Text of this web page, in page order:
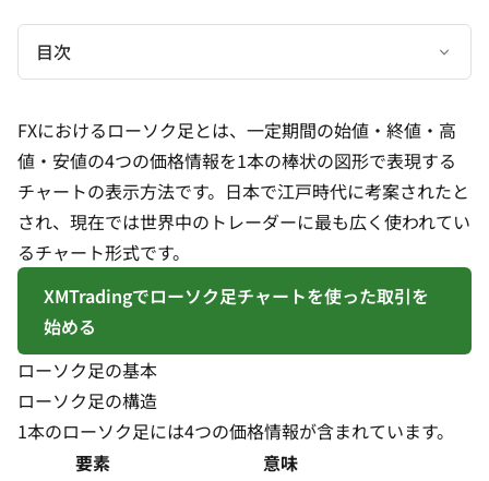
目次
FXにおけるローソク足とは、一定期間の始値・終値・高
値・安値の4つの価格情報を1本の棒状の図形で表現する
チャートの表示方法です。日本で江戸時代に考案されたと
され、現在では世界中のトレーダーに最も広く使われてい
るチャート形式です。
XMTradingでローソク足チャートを使った取引を
始める
ローソク足の基本
ローソク足の構造
1本のローソク足には4つの価格情報が含まれています。
要素
意味